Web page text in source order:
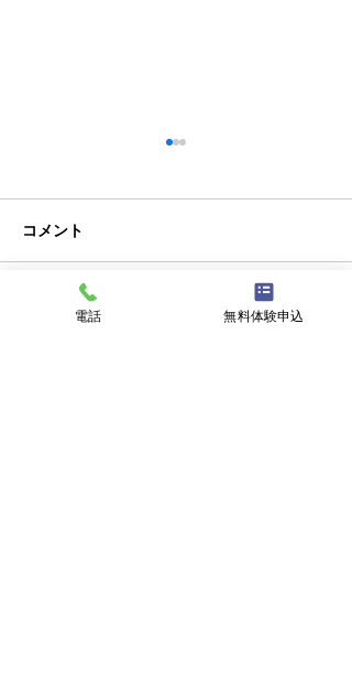
私事ですが…✌️
コメント
コメントを追加…
電話 無料体験申込